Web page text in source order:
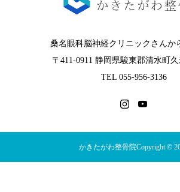
桑名眼科脳神経クリニックさんか
〒411-0911 静岡県駿東郡清水町久
TEL 055-956-3136
かきたがわ整骨院Copyright ©